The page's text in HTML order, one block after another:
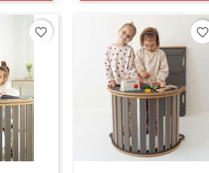
favorite_border favorite_border